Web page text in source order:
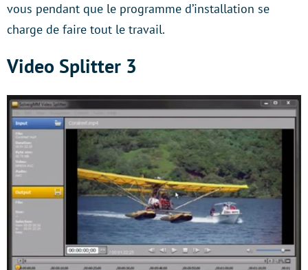
vous pendant que le programme d’installation se
charge de faire tout le travail.
Video Splitter 3